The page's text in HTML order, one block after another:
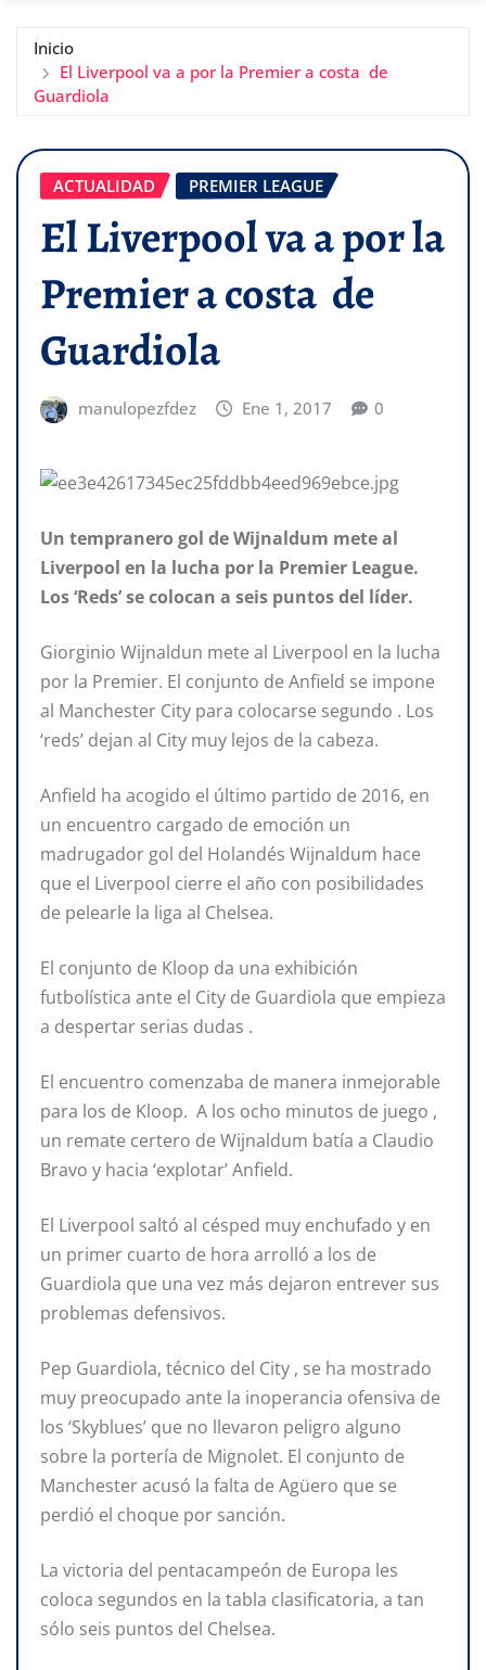
Inicio
El Liverpool va a por la Premier a costa de
Guardiola
ACTUALIDAD PREMIER LEAGUE
El Liverpool va a por la
Premier a costa de
Guardiola
manulopezfdez Ene 1, 2017 0
Un tempranero gol de Wijnaldum mete al
Liverpool en la lucha por la Premier League.
Los ‘Reds’ se colocan a seis puntos del líder.
Giorginio Wijnaldun mete al Liverpool en la lucha
por la Premier. El conjunto de Anfield se impone
al Manchester City para colocarse segundo . Los
‘reds’ dejan al City muy lejos de la cabeza.
Anfield ha acogido el último partido de 2016, en
un encuentro cargado de emoción un
madrugador gol del Holandés Wijnaldum hace
que el Liverpool cierre el año con posibilidades
de pelearle la liga al Chelsea.
El conjunto de Kloop da una exhibición
futbolística ante el City de Guardiola que empieza
a despertar serias dudas .
El encuentro comenzaba de manera inmejorable
para los de Kloop. A los ocho minutos de juego ,
un remate certero de Wijnaldum batía a Claudio
Bravo y hacia ‘explotar’ Anfield.
El Liverpool saltó al césped muy enchufado y en
un primer cuarto de hora arrolló a los de
Guardiola que una vez más dejaron entrever sus
problemas defensivos.
Pep Guardiola, técnico del City , se ha mostrado
muy preocupado ante la inoperancia ofensiva de
los ‘Skyblues’ que no llevaron peligro alguno
sobre la portería de Mignolet. El conjunto de
Manchester acusó la falta de Agüero que se
perdió el choque por sanción.
La victoria del pentacampeón de Europa les
coloca segundos en la tabla clasificatoria, a tan
sólo seis puntos del Chelsea.